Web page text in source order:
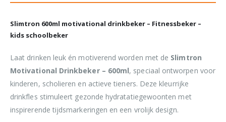
Slimtron 600ml motivational drinkbeker – Fitnessbeker –
kids schoolbeker
Laat drinken leuk én motiverend worden met de Slimtron
Motivational Drinkbeker – 600ml, speciaal ontworpen voor
kinderen, scholieren en actieve tieners. Deze kleurrijke
drinkfles stimuleert gezonde hydratatiegewoonten met
inspirerende tijdsmarkeringen en een vrolijk design.